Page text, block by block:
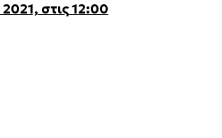
στις 12:00